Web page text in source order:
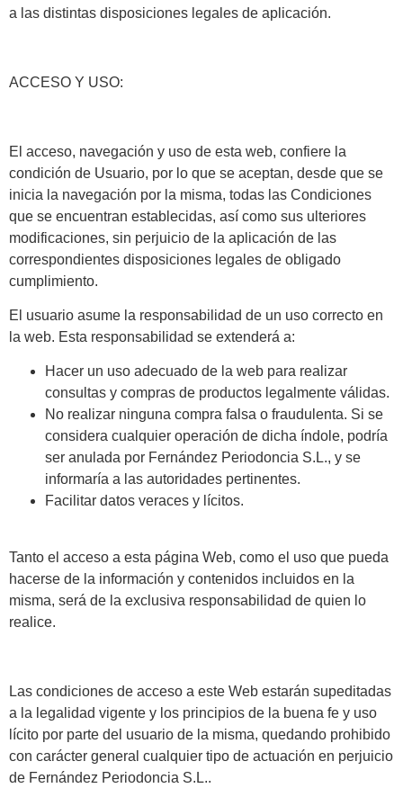
a las distintas disposiciones legales de aplicación.
ACCESO Y USO:
El acceso, navegación y uso de esta web, confiere la
condición de Usuario, por lo que se aceptan, desde que se
inicia la navegación por la misma, todas las Condiciones
que se encuentran establecidas, así como sus ulteriores
modificaciones, sin perjuicio de la aplicación de las
correspondientes disposiciones legales de obligado
cumplimiento.
El usuario asume la responsabilidad de un uso correcto en
la web. Esta responsabilidad se extenderá a:
Hacer un uso adecuado de la web para realizar
consultas y compras de productos legalmente válidas.
No realizar ninguna compra falsa o fraudulenta. Si se
considera cualquier operación de dicha índole, podría
ser anulada por Fernández Periodoncia S.L., y se
informaría a las autoridades pertinentes.
Facilitar datos veraces y lícitos.
Tanto el acceso a esta página Web, como el uso que pueda
hacerse de la información y contenidos incluidos en la
misma, será de la exclusiva responsabilidad de quien lo
realice.
Las condiciones de acceso a este Web estarán supeditadas
a la legalidad vigente y los principios de la buena fe y uso
lícito por parte del usuario de la misma, quedando prohibido
con carácter general cualquier tipo de actuación en perjuicio
de Fernández Periodoncia S.L..